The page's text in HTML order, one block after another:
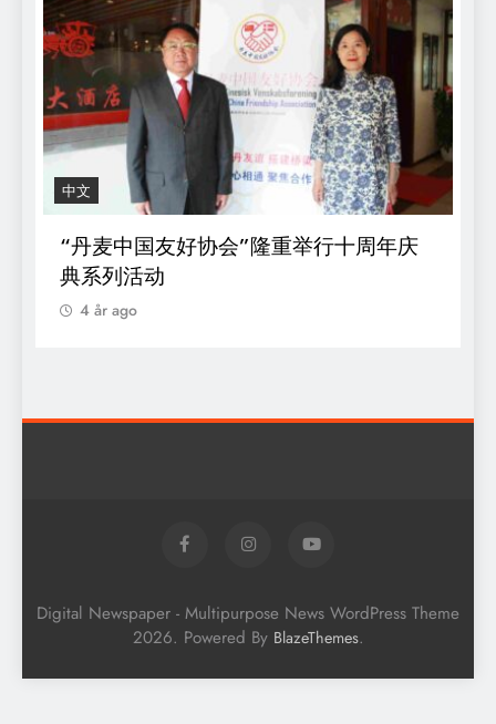
中文
“丹麦中国友好协会”隆重举行十周年庆
典系列活动
4 år ago
Digital Newspaper - Multipurpose News WordPress Theme
2026. Powered By BlazeThemes.